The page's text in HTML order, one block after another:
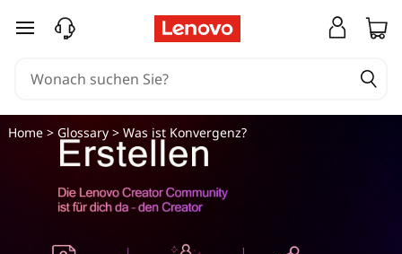
zum Hauptinhalt springen
Home> Glossary> Was ist Konvergenz?